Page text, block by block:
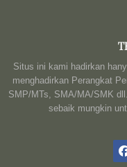
Situs ini kami hadirkan
menghadirkan Perangkat
SMP/MTs, SMA/MA/SMK
sebaik mungkin